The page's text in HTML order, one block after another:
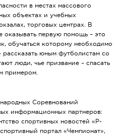
в местах массового
объектах и учебных
торговых центрах. В
оказывать первую помощь – это
обучаться которому необходимо
рассказать юным футболистам со
люди, чье призвание – спасать
примером.
Соревнований
информационных партнеров:
спортивных новостей «Р-
портал «Чемпионат»,